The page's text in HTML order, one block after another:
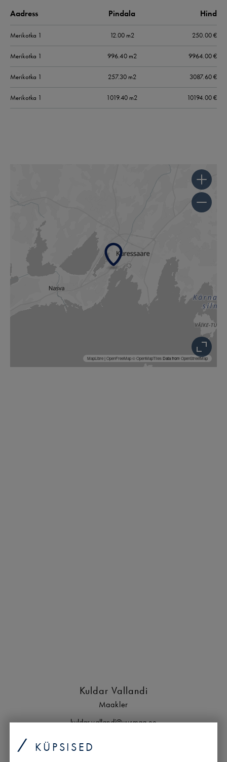
KÜPSISED
Aadress Pindala Hind
Merikotka 1 12.00 m2 250.00€
Merikotka 1 996.40 m2 9964.00€
Merikotka 1 257.30 m2 3087.60€
Merikotka 1 1019.40 m2 10194.00€
MapLibre|OpenFreeMap© OpenMapTilesData from OpenStreetMap
Kuldar Vallandi
Maakler
kuldar.vallandi@uusmaa.ee